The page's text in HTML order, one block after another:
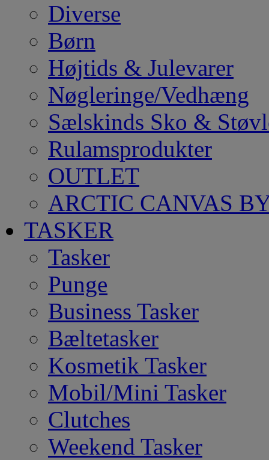
Diverse
Børn
Højtids & Julevarer
Nøgleringe/Vedhæng
Sælskinds Sko &
Rulamsprodukter
OUTLET
ARCTIC CANVAS
TASKER
Tasker
Punge
Business Tasker
Bæltetasker
Kosmetik Tasker
Mobil/Mini Tasker
Clutches
Weekend Tasker